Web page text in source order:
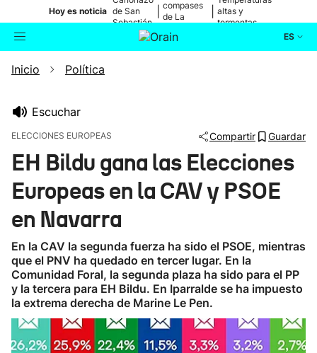
Hoy es noticia de San
Sebastián
compases
de La
altas y
tormentas
ES
Buscador
Ikusmiran
Inicio Política
Escuchar
ELECCIONES EUROPEAS Compartir Guardar
EH Bildu gana las Elecciones
Europeas en la CAV y PSOE
en Navarra
En la CAV la segunda fuerza ha sido el PSOE, mientras
que el PNV ha quedado en tercer lugar. En la
Comunidad Foral, la segunda plaza ha sido para el PP
y la tercera para EH Bildu. En Iparralde se ha impuesto
la extrema derecha de Marine Le Pen.